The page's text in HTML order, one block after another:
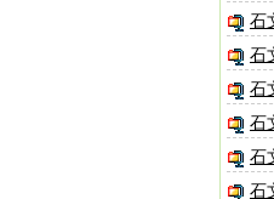
石
石
石
石
石
石